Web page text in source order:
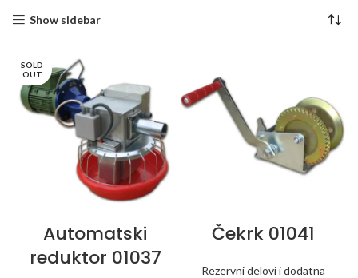
Show sidebar
SOLD
OUT
Automatski
reduktor 01037
Čekrk 01041
Rezervni delovi i dodatna